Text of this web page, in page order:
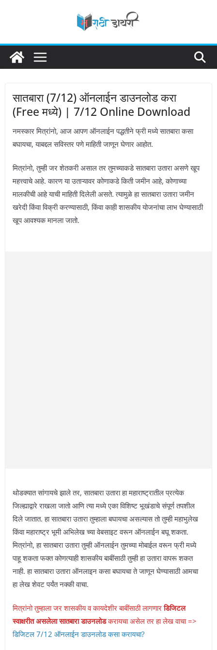
सातबारा (7/12) ऑनलाईन डाउनलोड करा
(Free मध्ये) | 7/12 Online Download
नमस्कार मित्रांनो, आज आपण ऑनलाईन पद्धतीने फ्री मध्ये सातबारा कसा
बघायचा, याबद्दल सविस्तर पणे माहिती जाणून घेणार आहोत.
मित्रांनो, तुम्ही जर शेतकरी असाल तर तुमच्याकडे सातबारा उतारा असणे खूप
महत्त्वाचे आहे. कारण या उताऱ्यावर कोणाकडे किती जमीन आहे, कोणाच्या
मालकीची आहे याची माहिती दिलेली असते. त्यामुळे हा सातबारा उतारा जमीन
खरेदी किंवा विक्री करण्यासाठी, किंवा काही शासकीय योजनांचा लाभ घेण्यासाठी
खूप आवश्यक मानला जातो.
थोडक्यात सांगायचे झाले तर, सातबारा उतारा हा महाराष्ट्रातील प्रत्येक
जिल्ह्याद्वारे राखला जातो आणि त्या मध्ये एका विशिष्ट भूखंडाचे संपूर्ण तपशील
दिले जातात. हा सातबारा उतारा तुम्हाला बघायचा असल्यास तो तुम्ही महाभुलेख
किंवा महाराष्ट्र भूमी अभिलेख च्या वेबसाइट वरून ऑनलाईन बघू शकता.
मित्रांनो, हा सातबारा उतारा तुम्ही ऑनलाईन तुमच्या मोबाईल वरून फ्री मध्ये
पाहू शकता फक्त कोणत्याही शासकीय बाबींसाठी तुम्ही हा उतारा वापरू शकत
नाही. हा सातबारा उतारा ऑनलाइन कसा बघायचा ते जाणून घेण्यासाठी आमचा
हा लेख शेवट पर्यंत नक्की वाचा.
मित्रांनो तुम्हाला जर शासकीय व कायदेशीर बाबींसाठी लागणारडिजिटल
स्वाक्षरीत असलेला सातबारा डाउनलोडकरायचा असेल तर हा लेख वाचा =>
डिजिटल 7/12 ऑनलाईन डाउनलोड कसा करायचा?